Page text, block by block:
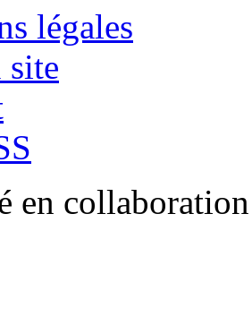
légales
site
en